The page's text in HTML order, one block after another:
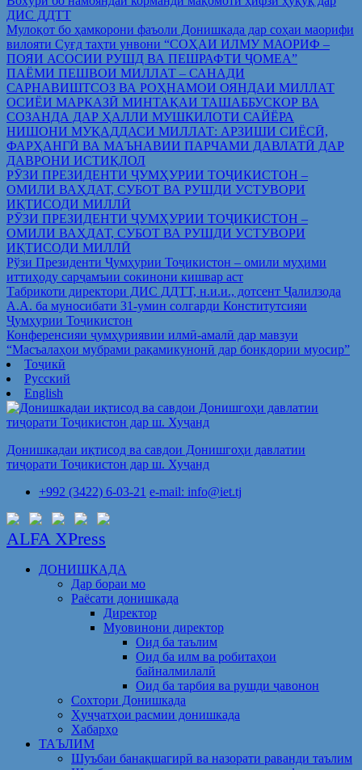
ДИС ДДТТ
Мулоқот бо ҳамкорони фаъоли Донишкада дар соҳаи маорифи
вилояти Суғд таҳти унвони “СОҲАИ ИЛМУ МАОРИФ –
ПОЯИ АСОСИИ РУШД ВА ПЕШРАФТИ ҶОМЕА”
ПАЁМИ ПЕШВОИ МИЛЛАТ – САНАДИ
САРНАВИШТСОЗ ВА РОҲНАМОИ ОЯНДАИ МИЛЛАТ
ОСИЁИ МАРКАЗӢ МИНТАҚАИ ТАШАББУСКОР ВА
СОЗАНДА ДАР ҲАЛЛИ МУШКИЛОТИ САЙЁРА
НИШОНИ МУҚАДДАСИ МИЛЛАТ: АРЗИШИ СИЁСӢ,
ФАРҲАНГӢ ВА МАЪНАВИИ ПАРЧАМИ ДАВЛАТӢ ДАР
ДАВРОНИ ИСТИҚЛОЛ
РӮЗИ ПРЕЗИДЕНТИ ҶУМҲУРИИ ТОҶИКИСТОН –
ОМИЛИ ВАҲДАТ, СУБОТ ВА РУШДИ УСТУВОРИ
ИҚТИСОДИ МИЛЛӢ
РӮЗИ ПРЕЗИДЕНТИ ҶУМҲУРИИ ТОҶИКИСТОН –
ОМИЛИ ВАҲДАТ, СУБОТ ВА РУШДИ УСТУВОРИ
ИҚТИСОДИ МИЛЛӢ
Рўзи Президенти Ҷумҳурии Тоҷикистон – омили муҳими
иттиҳоду сарҷамъии сокинони кишвар аст
Табрикоти директори ДИС ДДТТ, н.и.и., дотсент Ҷалилзода
А.А. ба муносибати 31-умин солгарди Конститутсияи
Ҷумҳурии Тоҷикистон
Конференсияи ҷумҳуриявии илмӣ-амалӣ дар мавзуи
“Масъалаҳои мубрами рақамикунонӣ дар бонкдории муосир”
Тоҷикӣ
Русский
English
Донишкадаи иқтисод ва савдои Донишгоҳи давлатии
тиҷорати Тоҷикистон дар ш. Хуҷанд
+992 (3422) 6-03-21 e-mail: info@iet.tj
ALFA XPress
ДОНИШКАДА
Дар бораи мо
Раёсати донишкада
Директор
Муовинони директор
Оид ба таълим
Оид ба илм ва робитаҳои
байналмилалӣ
Оид ба тарбия ва рушди ҷавонон
Сохтори Донишкада
Ҳуҷҷатҳои расмии донишкада
Хабарҳо
ТАЪЛИМ
Шуъбаи банақшагирӣ ва назорати раванди таълим